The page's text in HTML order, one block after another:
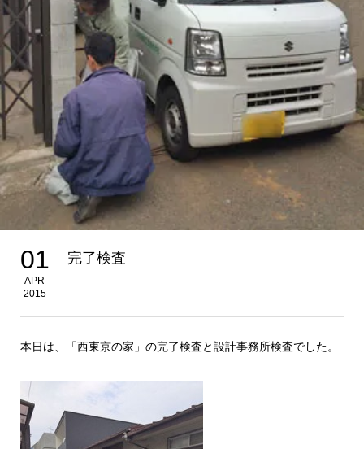
01
APR
2015
完了検査
本日は、「西東京の家」の完了検査と設計事務所検査でした。